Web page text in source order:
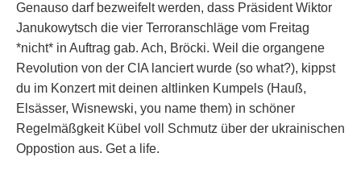
Genauso darf bezweifelt werden, dass Präsident Wiktor
Janukowytsch die vier Terroranschläge vom Freitag
*nicht* in Auftrag gab. Ach, Bröcki. Weil die organgene
Revolution von der CIA lanciert wurde (so what?), kippst
du im Konzert mit deinen altlinken Kumpels (Hauß,
Elsässer, Wisnewski, you name them) in schöner
Regelmäßgkeit Kübel voll Schmutz über der ukrainischen
Oppostion aus. Get a life.